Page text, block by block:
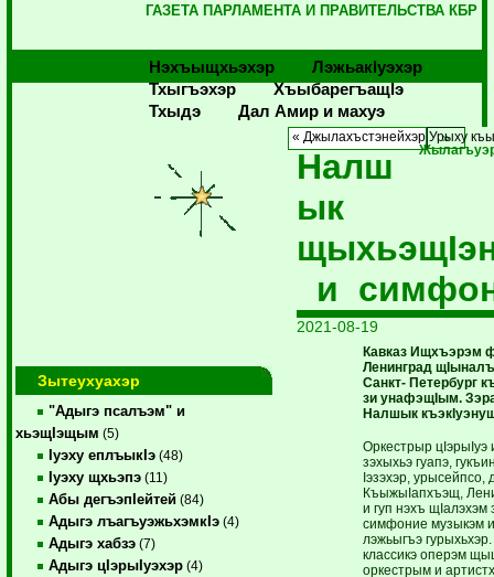
ГАЗЕТА ПАРЛАМЕНТА И ПРАВИТЕЛЬСТВА КБР
Нэхъыщхьэхэр
Лэжьакlуэхэр
Тхыгъэхэр
Хъыбарегъащlэ
Тхыдэ
Дал Амир и махуэ
Зытеухуахэр
"Адыгэ псалъэм" и
хьэщIэщым (5)
Iуэху еплъыкIэ (48)
Iуэху щхьэпэ (11)
Абы дегъэпIейтей (84)
Адыгэ лъагъуэжьхэмкIэ (4)
Адыгэ хабзэ (7)
Адыгэ цIэрыIуэхэр (4)
« Джылахъстэнейхэр Урыху
Налш
ык
и
2021-08-19
Кавказ Ищхъэрэм
Ленинград
Санкт- Петербург
зи унафэщIым.
Налшык
Оркестрыр цIэрыIуэ
зэхыхьэ гуапэ,
Iэзэхэр, урысейпсо,
КъыжыIапхъэщ,
и гуп нэхъ
симфоние музыкэм
лэжьыгъэ
классикэ оперэм
оркестрым и